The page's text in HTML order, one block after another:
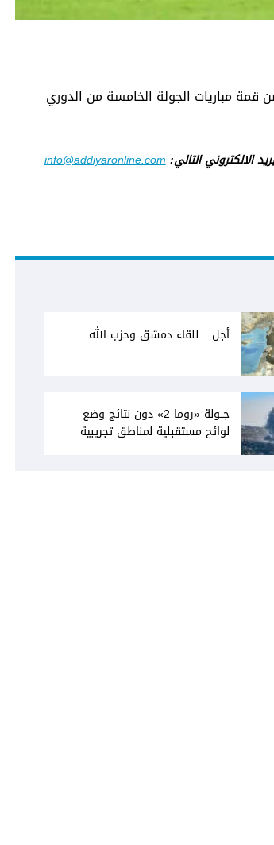
قمة مباريات الجولة الخامسة من الدوري
الالكتروني التالي:info@addiyaronline.com
أجل... للقاء دمشق وحزب الله
جــولة «روما 2» دون نتائج وضع
لوائح مستقبلية لمناطق تجريبية